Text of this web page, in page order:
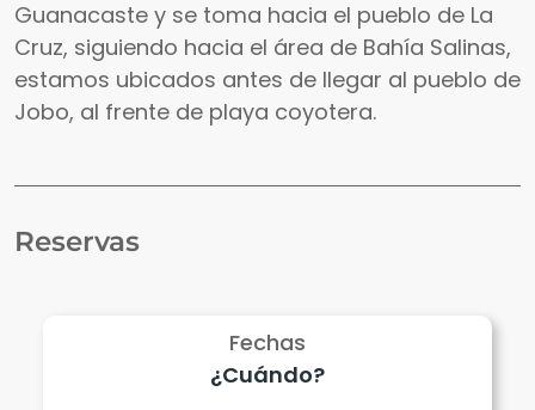
Guanacaste y se toma hacia el pueblo de La
Cruz, siguiendo hacia el área de Bahía Salinas,
estamos ubicados antes de llegar al pueblo de
Jobo, al frente de playa coyotera.
Reservas
Fechas